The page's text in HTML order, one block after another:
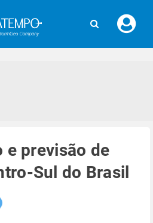
seu
e previsão de
Sul do Brasil